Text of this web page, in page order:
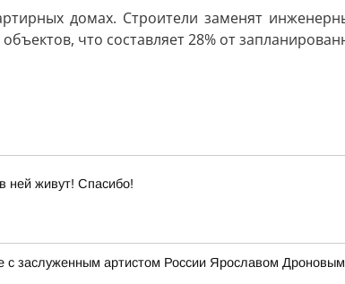
домах. Строители заменят
что составляет 28% от
ней живут! Спасибо!
с заслуженным артистом России Ярославом Дроновым